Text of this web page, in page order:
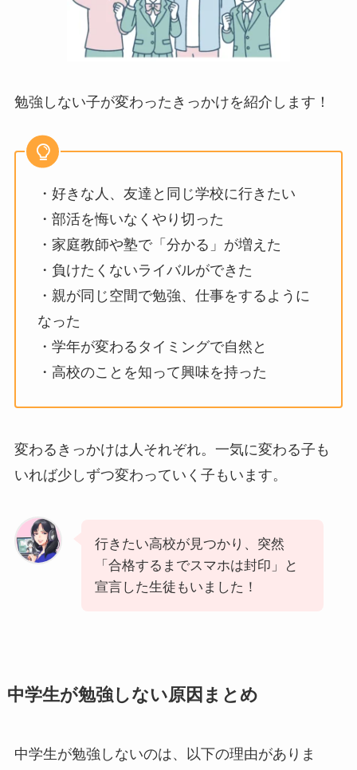
勉強しない子が変わったきっかけを紹介します！
・好きな人、友達と同じ学校に行きたい
・部活を悔いなくやり切った
・家庭教師や塾で「分かる」が増えた
・負けたくないライバルができた
・親が同じ空間で勉強、仕事をするように
なった
・学年が変わるタイミングで自然と
・高校のことを知って興味を持った
変わるきっかけは人それぞれ。一気に変わる子も
いれば少しずつ変わっていく子もいます。
行きたい高校が見つかり、突然
「合格するまでスマホは封印」と
宣言した生徒もいました！
中学生が勉強しない原因まとめ
中学生が勉強しないのは、以下の理由がありま